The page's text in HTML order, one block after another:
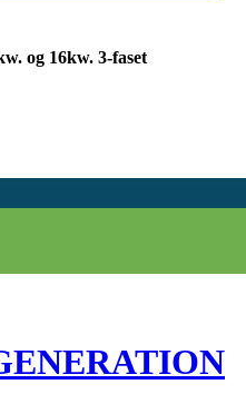
og 16kw. 3-faset